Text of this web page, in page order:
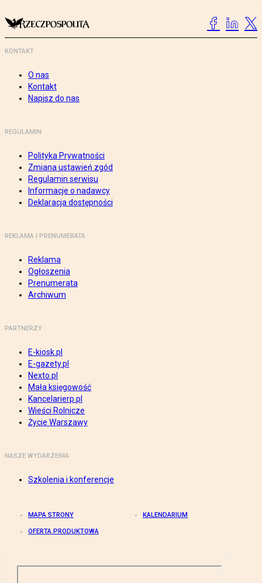
KONTAKT
O nas
Kontakt
Napisz do nas
REGULAMIN
Polityka Prywatności
Zmiana ustawień zgód
Regulamin serwisu
Informacje o nadawcy
Deklaracja dostępności
REKLAMA I PRENUMERATA
Reklama
Ogłoszenia
Prenumerata
Archiwum
PARTNERZY
E-kiosk.pl
E-gazety.pl
Nexto.pl
Mała księgowość
Kancelarierp.pl
Wieści Rolnicze
Życie Warszawy
NASZE WYDARZENIA
Szkolenia i konferencje
MAPA STRONY KALENDARIUM
OFERTA PRODUKTOWA